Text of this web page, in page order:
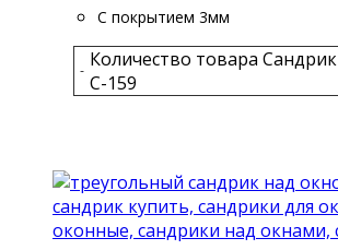
С покрытием 3мм
- Количество товара Сандрик
С-159